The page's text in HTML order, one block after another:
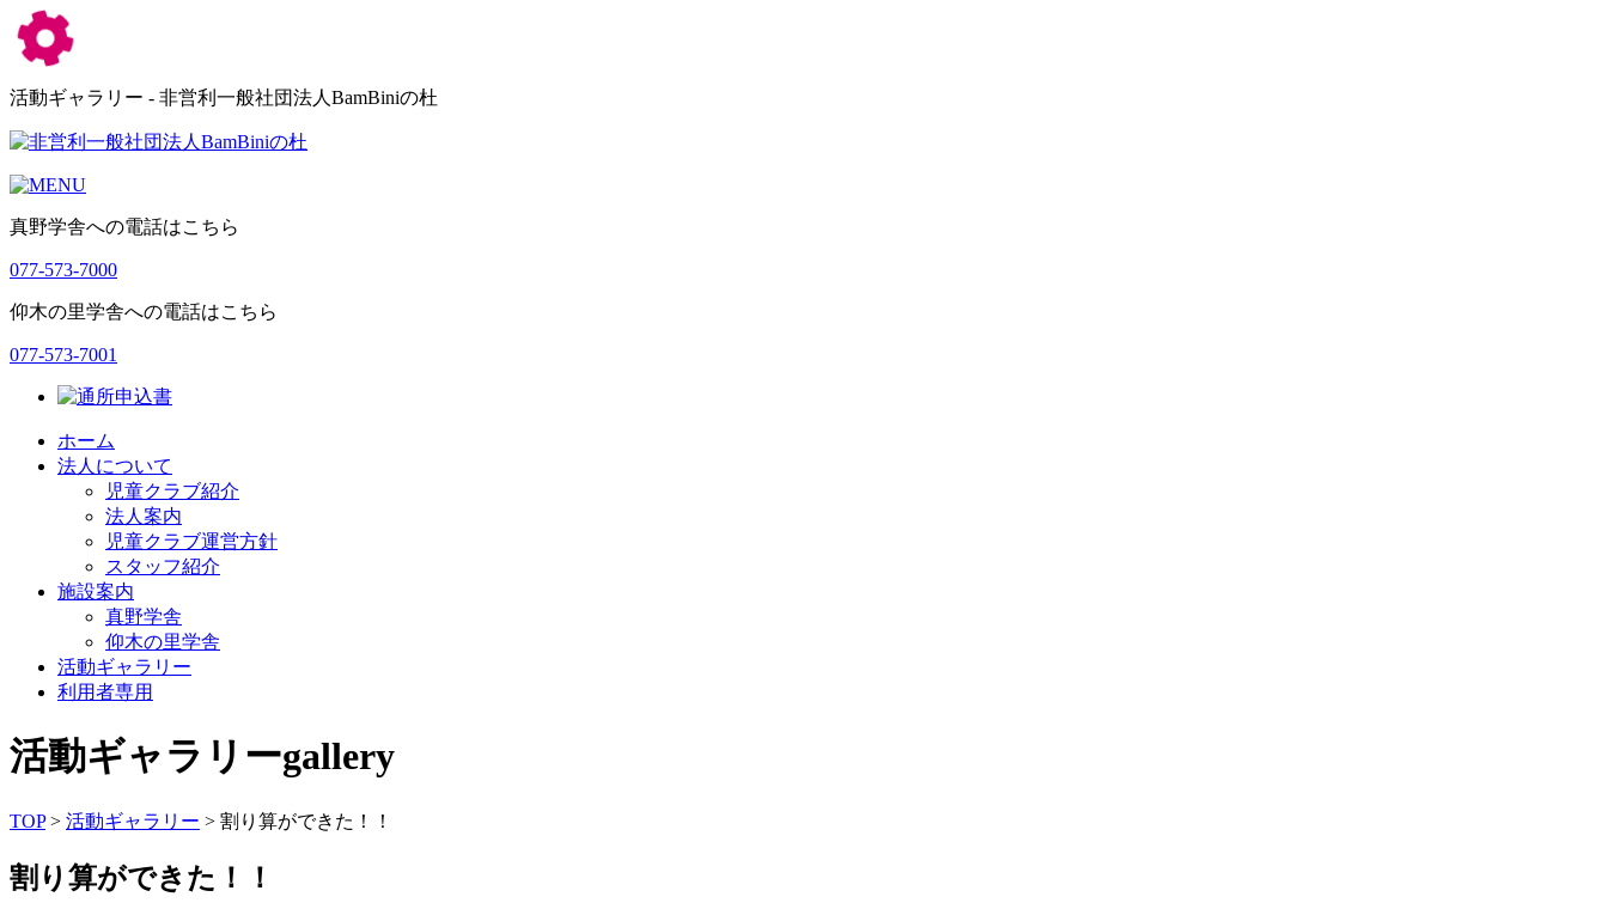
活動ギャラリー - 非営利一般社団法人BamBiniの杜
真野学舎への電話はこちら
077-573-7000
仰木の里学舎への電話はこちら
077-573-7001
ホーム
法人について
児童クラブ紹介
法人案内
児童クラブ運営方針
スタッフ紹介
施設案内
真野学舎
仰木の里学舎
活動ギャラリー
利用者専用
活動ギャラリーgallery
TOP> 活動ギャラリー > 割り算ができた！！
割り算ができた！！